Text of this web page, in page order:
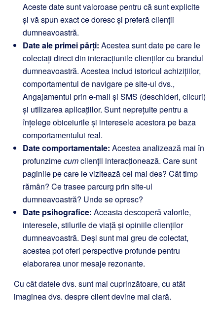
Aceste date sunt valoroase pentru că sunt explicite
și vă spun exact ce doresc și preferă clienții
dumneavoastră.
Date ale primei părți: Acestea sunt date pe care le
colectați direct din interacțiunile clienților cu brandul
dumneavoastră. Acestea includ istoricul achizițiilor,
comportamentul de navigare pe site-ul dvs.,
Angajamentul prin e-mail și SMS (deschideri, clicuri)
și utilizarea aplicațiilor. Sunt neprețuite pentru a
înțelege obiceiurile și interesele acestora pe baza
comportamentului real.
Date comportamentale: Acestea analizează mai în
profunzimecumclienții interacționează. Care sunt
paginile pe care le vizitează cel mai des? Cât timp
rămân? Ce trasee parcurg prin site-ul
dumneavoastră? Unde se opresc?
Date psihografice: Aceasta descoperă valorile,
interesele, stilurile de viață și opiniile clienților
dumneavoastră. Deși sunt mai greu de colectat,
acestea pot oferi perspective profunde pentru
elaborarea unor mesaje rezonante.
Cu cât datele dvs. sunt mai cuprinzătoare, cu atât
imaginea dvs. despre client devine mai clară.